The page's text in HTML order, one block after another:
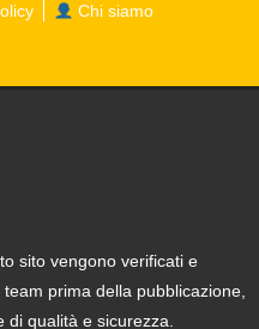
Chi siamo
sito vengono verificati e
prima della pubblicazione,
di qualità e sicurezza.